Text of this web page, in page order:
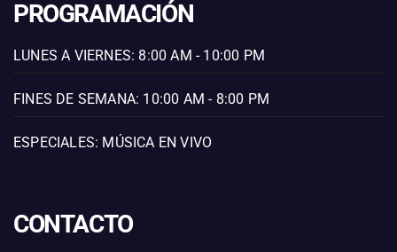
PROGRAMACIÓN
LUNES A VIERNES: 8:00 AM - 10:00 PM
FINES DE SEMANA: 10:00 AM - 8:00 PM
ESPECIALES: MÚSICA EN VIVO
CONTACTO